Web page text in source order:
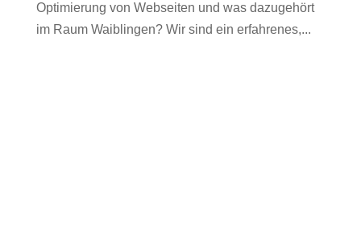
Optimierung von Webseiten und was dazugehört
im Raum Waiblingen? Wir sind ein erfahrenes,...